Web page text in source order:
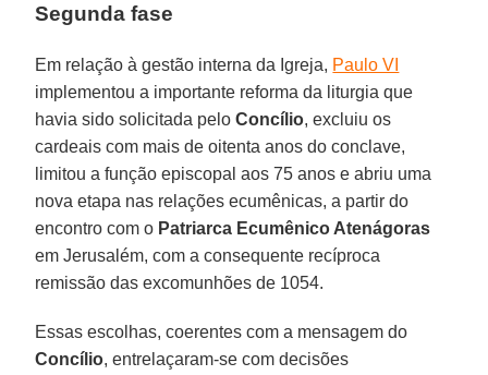
Segunda fase
Em relação à gestão interna da Igreja, Paulo VI
implementou a importante reforma da liturgia que
havia sido solicitada peloConcílio, excluiu os
cardeais com mais de oitenta anos do conclave,
limitou a função episcopal aos 75 anos e abriu uma
nova etapa nas relações ecumênicas, a partir do
encontro com o Patriarca Ecumênico Atenágoras
em Jerusalém, com a consequente recíproca
remissão das excomunhões de 1054.
Essas escolhas, coerentes com a mensagem do
Concílio, entrelaçaram-se com decisões